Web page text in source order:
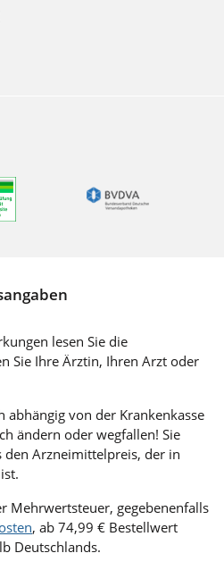
lesen Sie die
Sie Ihre Ärztin, Ihren Arzt oder
von der Krankenkasse
ändern oder wegfallen! Sie
den Arzneimittelpreis, der in
Mehrwertsteuer, gegebenenfalls
, ab 74,99 € Bestellwert
Deutschlands.